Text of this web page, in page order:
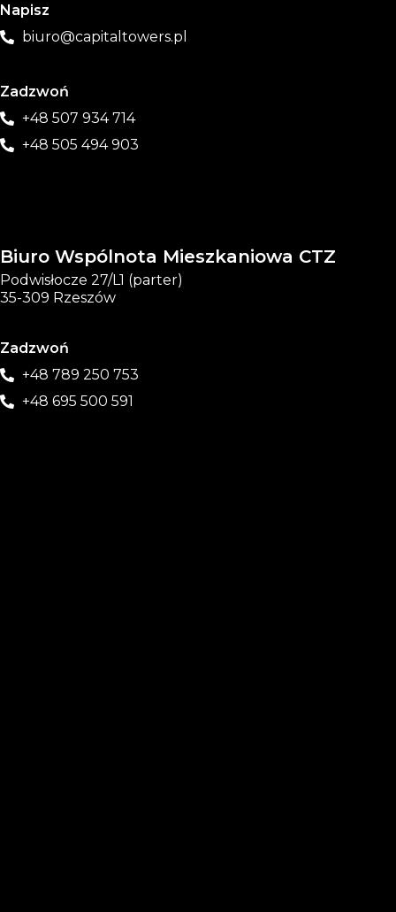
Napisz
biuro@capitaltowers.pl
Zadzwoń
+48 507 934 714
+48 505 494 903
Biuro Wspólnota Mieszkaniowa CTZ
Podwisłocze 27/L1 (parter)
35-309 Rzeszów
Zadzwoń
+48 789 250 753
+48 695 500 591